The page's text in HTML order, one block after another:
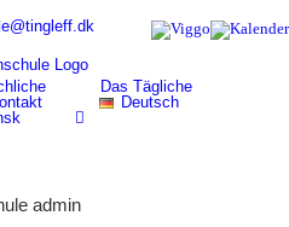
Viggo Kalender
Das Tägliche
Deutsch
admin